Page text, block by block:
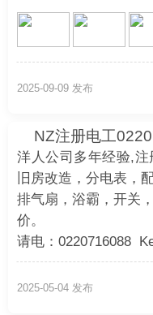
2025-09-09 发布
NZ注册电工
洋人公司多年经验,注
旧房改造，分电表，
排气扇，浴霸，开关
价。
请电：0220716088
2025-05-04 发布